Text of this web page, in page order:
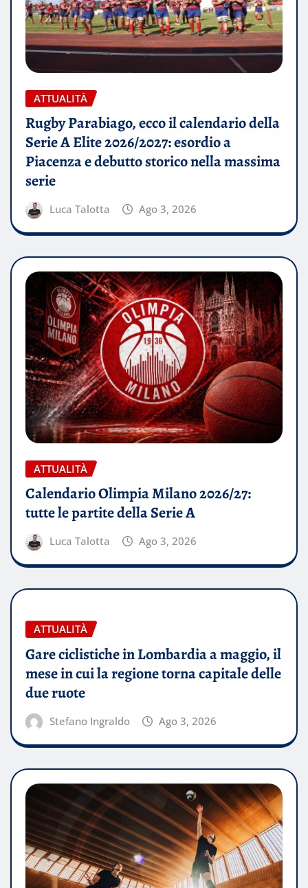
ATTUALITÀ
Rugby Parabiago, ecco il calendario della
Serie A Elite 2026/2027: esordio a
Piacenza e debutto storico nella massima
serie
Luca Talotta Ago 3, 2026
ATTUALITÀ
Calendario Olimpia Milano 2026/27:
tutte le partite della Serie A
Luca Talotta Ago 3, 2026
ATTUALITÀ
Gare ciclistiche in Lombardia a maggio, il
mese in cui la regione torna capitale delle
due ruote
Stefano Ingraldo Ago 3, 2026